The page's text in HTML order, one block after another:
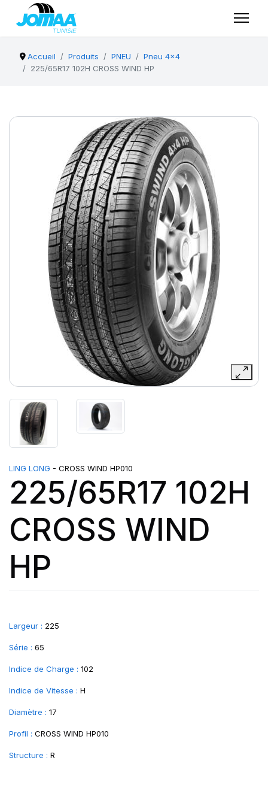
Accueil Produits PNEU
Pneu 4x4
225/65R17 102H CROSS WIND HP
LING LONG - CROSS WIND HP010
225/65R17 102H
CROSS WIND
HP
Largeur : 225
Série : 65
Indice de Charge : 102
Indice de Vitesse : H
Diamètre : 17
Profil : CROSS WIND HP010
Structure : R